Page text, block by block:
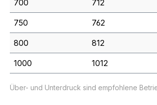
700 712
750 762
800 812
1000 1012
Über- und Unterdruck sind empfohlene